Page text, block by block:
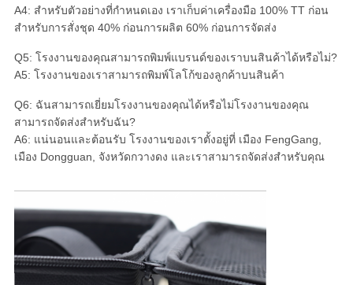
A4: สําหรับตัวอย่างที่กําหนดเอง เราเก็บค่าเครื่องมือ 100% TT ก่อน
สําหรับการสั่งชุด 40% ก่อนการผลิต 60% ก่อนการจัดส่ง
Q5: โรงงานของคุณสามารถพิมพ์แบรนด์ของเราบนสินค้าได้หรือไม่?
A5: โรงงานของเราสามารถพิมพ์โลโก้ของลูกค้าบนสินค้า
Q6: ฉันสามารถเยี่ยมโรงงานของคุณได้หรือไม่โรงงานของคุณ
สามารถจัดส่งสําหรับฉัน?
A6: แน่นอนและต้อนรับ โรงงานของเราตั้งอยู่ที่ เมือง FengGang,
เมือง Dongguan, จังหวัดกวางดง และเราสามารถจัดส่งสําหรับคุณ